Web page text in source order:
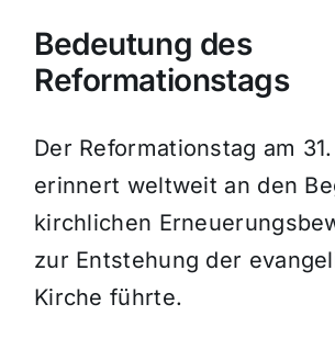
Bedeutung des
Reformationstags
Der Reformationstag am
erinnert weltweit an den
kirchlichen
zur Entstehung der
Kirche führte.